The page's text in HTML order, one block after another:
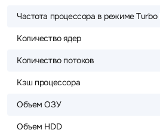
Частота процессора в режиме Turbo
Количество ядер
Количество потоков
Кэш процессора
Объем ОЗУ
Объем HDD